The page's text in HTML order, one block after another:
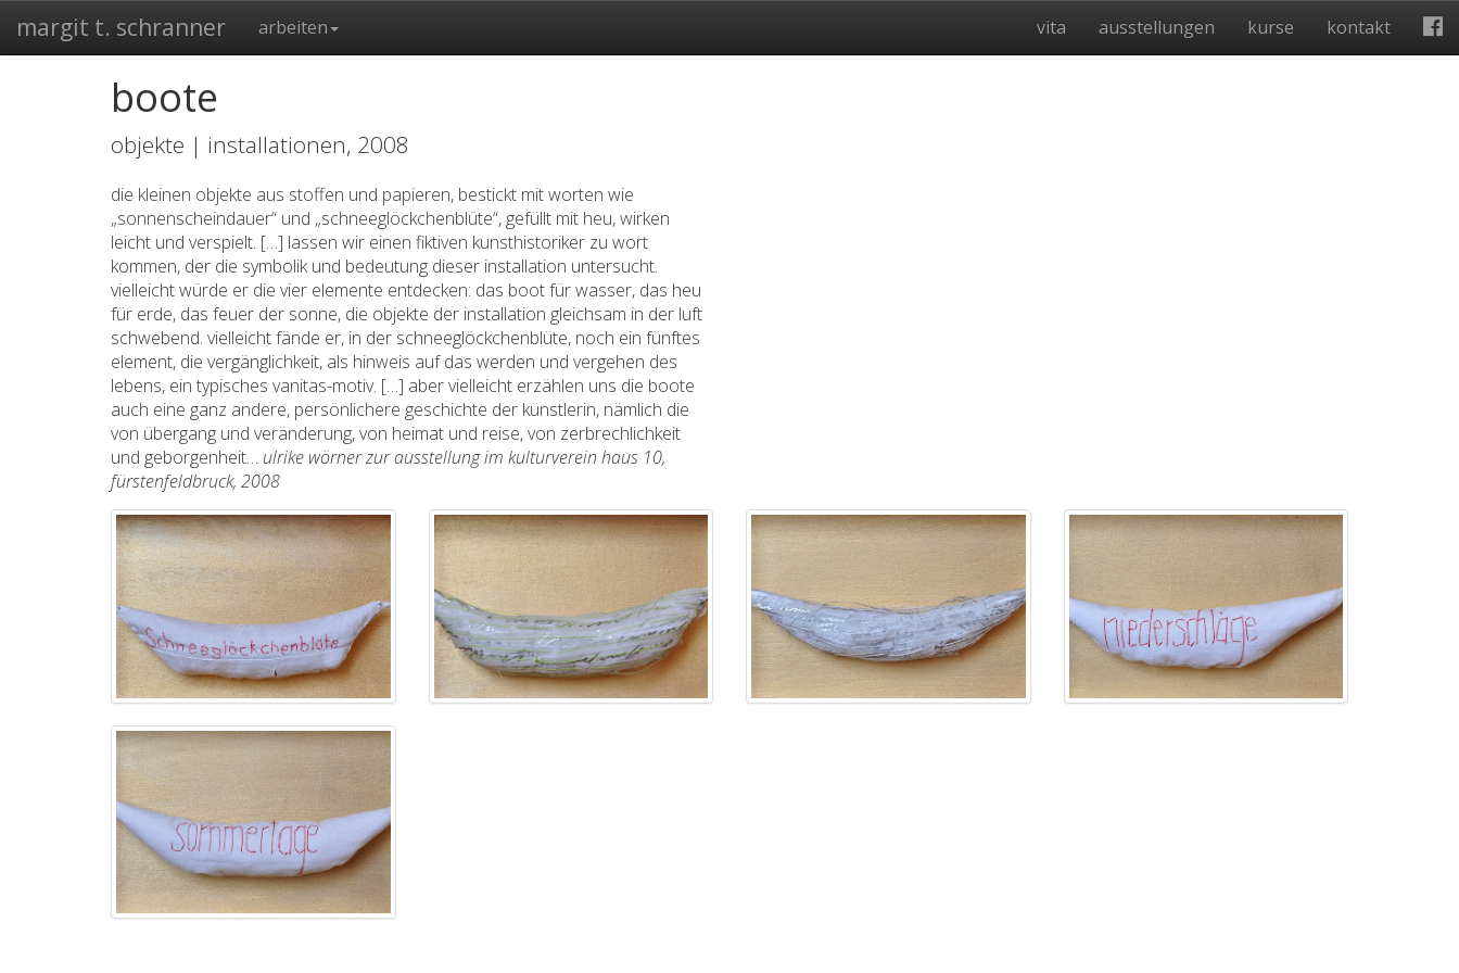
margit t. schranner arbeiten vita ausstellungen kurse kontakt
boote
objekte | installationen, 2008
die kleinen objekte aus stoffen und papieren, bestickt mit worten wie
„sonnenscheindauer“ und „schneeglöckchenblüte“, gefüllt mit heu, wirken
leicht und verspielt. […] lassen wir einen fiktiven kunsthistoriker zu wort
kommen, der die symbolik und bedeutung dieser installation untersucht.
vielleicht würde er die vier elemente entdecken: das boot für wasser, das heu
für erde, das feuer der sonne, die objekte der installation gleichsam in der luft
schwebend. vielleicht fände er, in der schneeglöckchenblüte, noch ein fünftes
element, die vergänglichkeit, als hinweis auf das werden und vergehen des
lebens, ein typisches vanitas-motiv. […] aber vielleicht erzählen uns die boote
auch eine ganz andere, persönlichere geschichte der künstlerin, nämlich die
von übergang und veränderung, von heimat und reise, von zerbrechlichkeit
und geborgenheit… ulrike wörner zur ausstellung im kulturverein haus 10,
fürstenfeldbruck, 2008